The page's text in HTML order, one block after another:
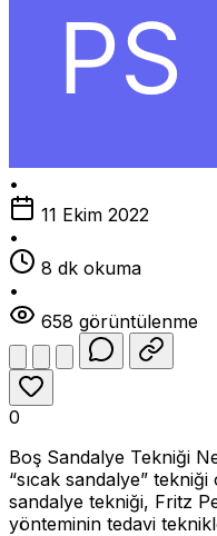
•
11 Ekim 2022
•
8 dk okuma
•
658 görüntülenme
0
Boş Sandalye Tekniği
“sıcak sandalye”
sandalye tekniği, Fritz
yönteminin tedavi